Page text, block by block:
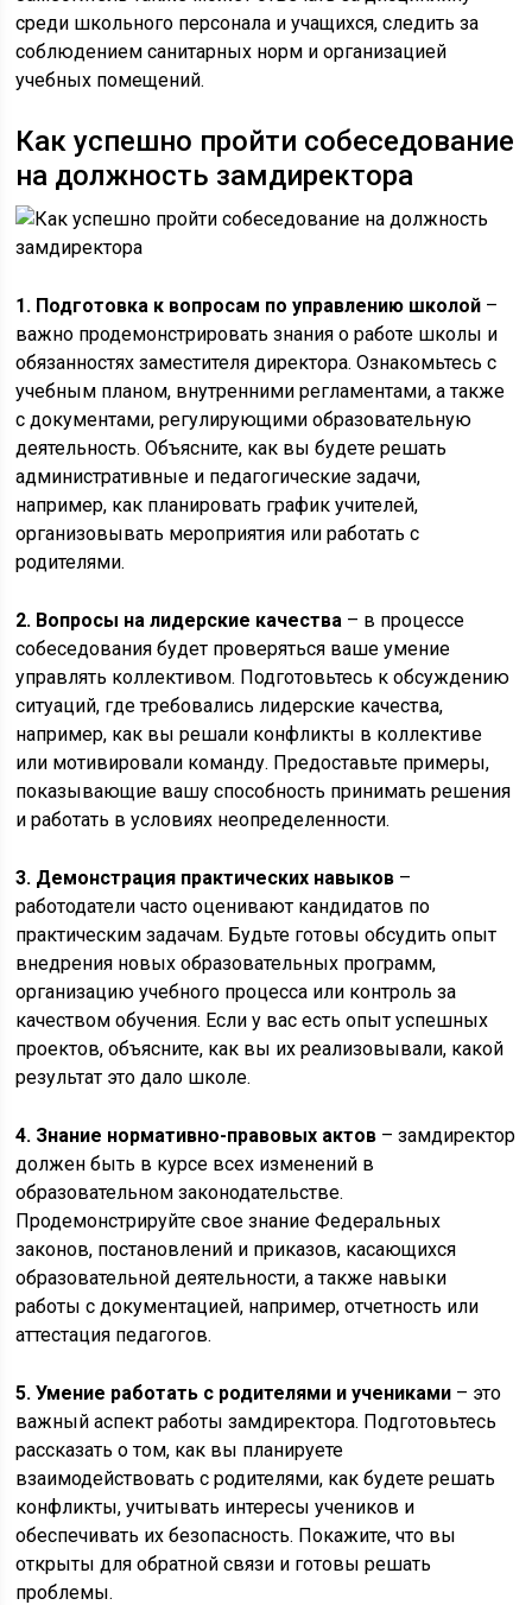
среди школьного персонала и учащихся, следить за
соблюдением санитарных норм и организацией
учебных помещений.
Как успешно пройти собеседование
на должность замдиректора
1. Подготовка к вопросам по управлению школой –
важно продемонстрировать знания о работе школы и
обязанностях заместителя директора. Ознакомьтесь с
учебным планом, внутренними регламентами, а также
с документами, регулирующими образовательную
деятельность. Объясните, как вы будете решать
административные и педагогические задачи,
например, как планировать график учителей,
организовывать мероприятия или работать с
родителями.
2. Вопросы на лидерские качества – в процессе
собеседования будет проверяться ваше умение
управлять коллективом. Подготовьтесь к обсуждению
ситуаций, где требовались лидерские качества,
например, как вы решали конфликты в коллективе
или мотивировали команду. Предоставьте примеры,
показывающие вашу способность принимать решения
и работать в условиях неопределенности.
3. Демонстрация практических навыков –
работодатели часто оценивают кандидатов по
практическим задачам. Будьте готовы обсудить опыт
внедрения новых образовательных программ,
организацию учебного процесса или контроль за
качеством обучения. Если у вас есть опыт успешных
проектов, объясните, как вы их реализовывали, какой
результат это дало школе.
4. Знание нормативно-правовых актов – замдиректор
должен быть в курсе всех изменений в
образовательном законодательстве.
Продемонстрируйте свое знание Федеральных
законов, постановлений и приказов, касающихся
образовательной деятельности, а также навыки
работы с документацией, например, отчетность или
аттестация педагогов.
5. Умение работать с родителями и учениками – это
важный аспект работы замдиректора. Подготовьтесь
рассказать о том, как вы планируете
взаимодействовать с родителями, как будете решать
конфликты, учитывать интересы учеников и
обеспечивать их безопасность. Покажите, что вы
открыты для обратной связи и готовы решать
проблемы.